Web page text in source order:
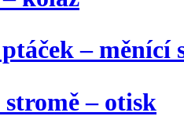
– měnící
– otisk